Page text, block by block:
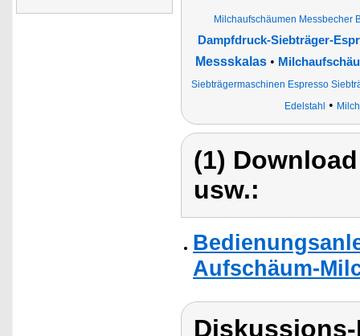
Milchaufschäumen Messbecher
Dampfdruck-Siebträger-
Messskalas •
Siebträgermaschinen Espresso
Edelstahl
•
(1)
usw.:
Aufschäum-